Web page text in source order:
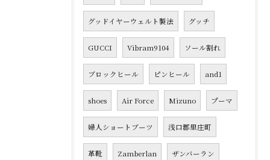
グッドイヤーウェルト製法 グッチ
GUCCI Vibram9104 ソール割れ
ブロックヒール ピンヒール and1
shoes Air Force Mizuno プーマ
婦人ショートブーツ 浅口郡里庄町
革靴 Zamberlan ザンバーラン